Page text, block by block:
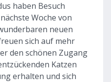
haben Besuch
Woche von
neuen
sich auf mehr
den schönen Zugang
Katzen
erhalten und sich